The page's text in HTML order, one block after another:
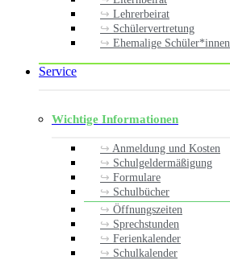
Lehrerbeirat
Schülervertretung
Ehemalige Schüler*innen
Service
Wichtige Informationen
Anmeldung und Kosten
Schulgeldermäßigung
Formulare
Schulbücher
Öffnungszeiten
Sprechstunden
Ferienkalender
Schulkalender